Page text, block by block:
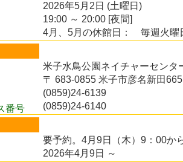
2026年5月2日 (土曜日)
19:00 ～ 20:00 [夜間]
4月、5月の休館日： 毎週火曜
米子水鳥公園ネイチャーセンタ
〒 683-0855 米子市彦名新田665
(0859)24-6139
番号
(0859)24-6140
要予約。4月9日（木）9：00か
2026年4月9日 ～